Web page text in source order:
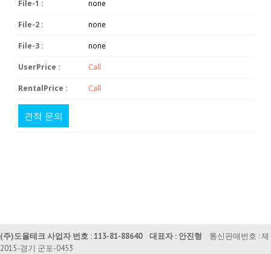
File-1 : none
File-2 : none
File-3 : none
UserPrice : Call
RentalPrice : Call
견적 문의
(주)도울테크 사업자 번호 : 113-81-88640 대표자 : 안진형 통신판매번호 : 제
2015-경기 군포-0453